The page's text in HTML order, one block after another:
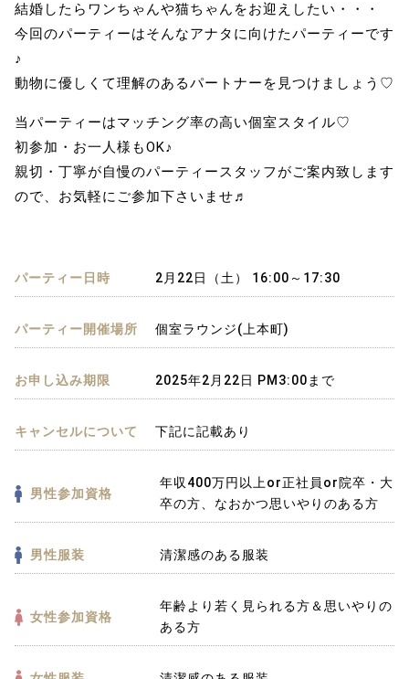
結婚したらワンちゃんや猫ちゃんをお迎えしたい・・・
今回のパーティーはそんなアナタに向けたパーティーです
♪
動物に優しくて理解のあるパートナーを見つけましょう♡
当パーティーはマッチング率の高い個室スタイル♡
初参加・お一人様もOK♪
親切・丁寧が自慢のパーティースタッフがご案内致します
ので、お気軽にご参加下さいませ♬
パーティー日時 2月22日（土） 16:00～17:30
パーティー開催場所 個室ラウンジ(上本町)
お申し込み期限 2025年2月22日 PM3:00まで
キャンセルについて 下記に記載あり
男性参加資格
年収400万円以上or正社員or院卒・大
卒の方、なおかつ思いやりのある方
男性服装 清潔感のある服装
女性参加資格
年齢より若く見られる方＆思いやりの
ある方